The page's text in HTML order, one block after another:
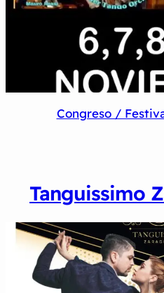
Congreso /
Tanguissimo